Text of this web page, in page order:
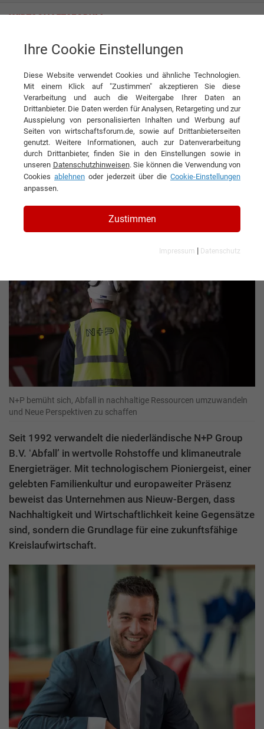
N+P Group BV
Interview N+P Group BV
DIESEN ARTIKEL EMPFEHLEN
Wie ein Familienunternehmen die
Kreislaufwirtschaft revolutioniert
Technology & Innovation Officer der N+P
Group B.V.
N+P bemüht sich, Abfall in nachhaltige Ressourcen umzuwandeln
und Neue Perspektiven zu schaffen
Seit 1992 verwandelt die niederländische N+P Group
B.V. ʻAbfallʼ in wertvolle Rohstoffe und klimaneutrale
Energieträger. Mit technologischem Pioniergeist, einer
gelebten Familienkultur und europaweiter Präsenz
beweist das Unternehmen aus Nieuw-Bergen, dass
Nachhaltigkeit und Wirtschaftlichkeit keine Gegensätze
sind, sondern die Grundlage für eine zukunftsfähige
Kreislaufwirtschaft.
Ihre Cookie Einstellungen
Diese Website verwendet Cookies und ähnliche Technologien.
Mit einem Klick auf "Zustimmen" akzeptieren Sie diese
Verarbeitung und auch die Weitergabe Ihrer Daten an
Drittanbieter. Die Daten werden für Analysen, Retargeting und zur
Ausspielung von personalisierten Inhalten und Werbung auf
Seiten von wirtschaftsforum.de, sowie auf Drittanbieterseiten
genutzt. Weitere Informationen, auch zur Datenverarbeitung
durch Drittanbieter, finden Sie in den Einstellungen sowie in
unseren Datenschutzhinweisen. Sie können die Verwendung von
Cookies ablehnen oder jederzeit über die Cookie-Einstellungen
anpassen.
Zustimmen
Impressum | Datenschutz